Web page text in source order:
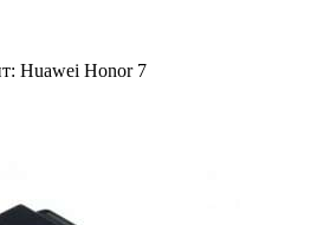
Huawei Honor 7